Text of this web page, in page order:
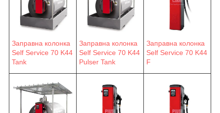
Заправна колонка
Self Service 70 K44
Tank
Заправна колонка
Self Service 70 K44
Pulser Tank
Заправна колонка
Self Service 70 K44
F